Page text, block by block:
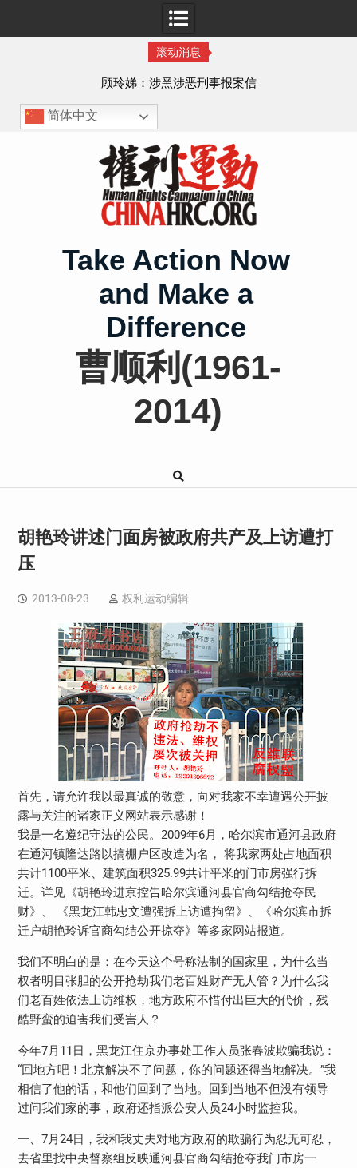
滚动消息
顾玲娣：涉黑涉恶刑事报案信
简体中文
Take Action Now
and Make a
Difference
曹顺利(1961-
2014)
胡艳玲讲述门面房被政府共产及上访遭打
压
2013-08-23 权利运动编辑
首先，请允许我以最真诚的敬意，向对我家不幸遭遇公开披
露与关注的诸家正义网站表示感谢！
我是一名遵纪守法的公民。2009年6月，哈尔滨市通河县政府
在通河镇隆达路以搞棚户区改造为名， 将我家两处占地面积
共计1100平米、建筑面积325.99共计平米的门市房强行拆
迁。详见《胡艳玲进京控告哈尔滨通河县官商勾结抢夺民
财》、 《黑龙江韩忠文遭强拆上访遭拘留》、《哈尔滨市拆
迁户胡艳玲诉官商勾结公开掠夺》等多家网站报道。
我们不明白的是：在今天这个号称法制的国家里，为什么当
权者明目张胆的公开抢劫我们老百姓财产无人管？为什么我
们老百姓依法上访维权，地方政府不惜付出巨大的代价，残
酷野蛮的迫害我们受害人？
今年7月11日，黑龙江住京办事处工作人员张春波欺骗我说：
“回地方吧！北京解决不了问题，你的问题还得当地解决。”我
相信了他的话，和他们回到了当地。回到当地不但没有领导
过问我们家的事，政府还指派公安人员24小时监控我。
一、7月24日，我和我丈夫对地方政府的欺骗行为忍无可忍，
去省里找中央督察组反映通河县官商勾结抢夺我门市房一